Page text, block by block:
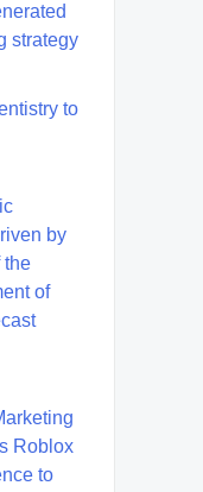
strategy
to
by
the
of
Roblox
to